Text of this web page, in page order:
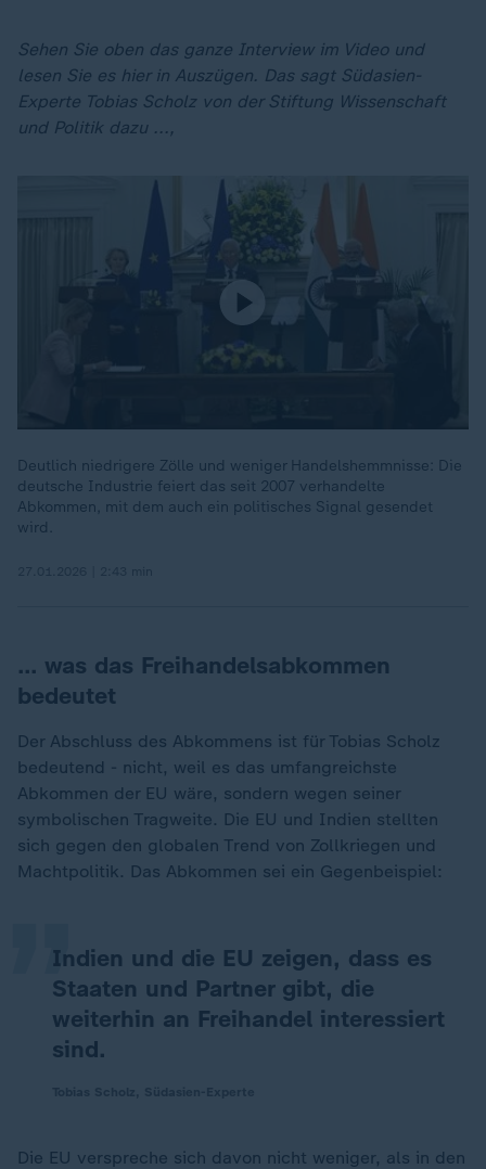
Sehen Sie oben das ganze Interview im Video und
lesen Sie es hier in Auszügen. Das sagt Südasien-
Experte Tobias Scholz von der Stiftung Wissenschaft
und Politik dazu ...,
Deutlich niedrigere Zölle und weniger Handelshemmnisse: Die
deutsche Industrie feiert das seit 2007 verhandelte
Abkommen, mit dem auch ein politisches Signal gesendet
wird.
… was das Freihandelsabkommen
bedeutet
Der Abschluss des Abkommens ist für Tobias Scholz
bedeutend - nicht, weil es das umfangreichste
Abkommen der EU wäre, sondern wegen seiner
symbolischen Tragweite. Die EU und Indien stellten
sich gegen den globalen Trend von Zollkriegen und
Machtpolitik. Das Abkommen sei ein Gegenbeispiel:
Indien und die EU zeigen, dass es
Staaten und Partner gibt, die
weiterhin an Freihandel interessiert
sind.
„
Die EU verspreche sich davon nicht weniger, als in den